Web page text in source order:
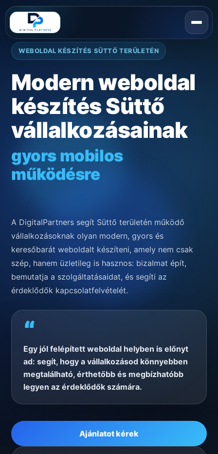
WEBOLDAL KÉSZÍTÉS SÜTTŐ TERÜLETÉN
Modern weboldal
készítés Süttő
vállalkozásainak
gyors mobilos
működésre
A DigitalPartners segít Süttő területén működő
vállalkozásoknak olyan modern, gyors és
keresőbarát weboldalt készíteni, amely nem csak
szép, hanem üzletileg is hasznos: bizalmat épít,
bemutatja a szolgáltatásaidat, és segíti az
érdeklődők kapcsolatfelvételét.
“
Egy jól felépített weboldal helyben is előnyt
ad: segít, hogy a vállalkozásod könnyebben
megtalálható, érthetőbb és megbízhatóbb
legyen az érdeklődők számára.
Ajánlatot kérek